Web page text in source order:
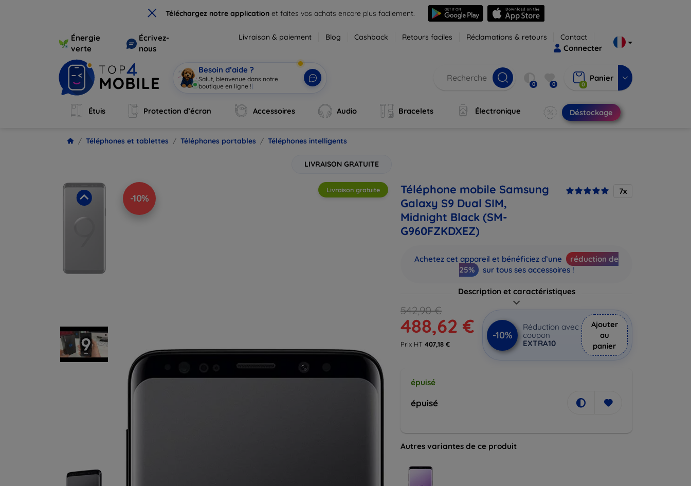
× Téléchargez notre application et faites vos achats encore plus facilement.
Énergie
verte
Écrivez-
nous
Livraison & paiement Blog Cashback Retours faciles Réclamations & retours Contact
Connecter
Besoin d’aide ?
Salut, bienvenue dans notre
boutique en ligne ! | 0 0 0
Panier
Étuis Protection d’écran Accessoires Audio Bracelets Électronique Déstockage
Téléphones et tablettes Téléphones portables Téléphones intelligents
LIVRAISON GRATUITE
-10%
Livraison gratuite
Téléphone mobile Samsung
Galaxy S9 Dual SIM,
Midnight Black (SM-
G960FZKDXEZ)
7x
Achetez cet appareil et bénéficiez d’une
réduction de
25%
sur tous ses accessoires !
Description et caractéristiques
542,90 €
488,62 €
Prix HT 407,18 €
-10%
Réduction avec
coupon
EXTRA10
Ajouter
au
panier
épuisé
épuisé
Autres variantes de ce produit